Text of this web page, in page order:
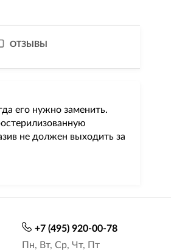
ОТЗЫВЫ
его нужно заменить.
не должен выходить за
+7 (495) 920-00-78
Пн, Вт, Ср, Чт, Пт